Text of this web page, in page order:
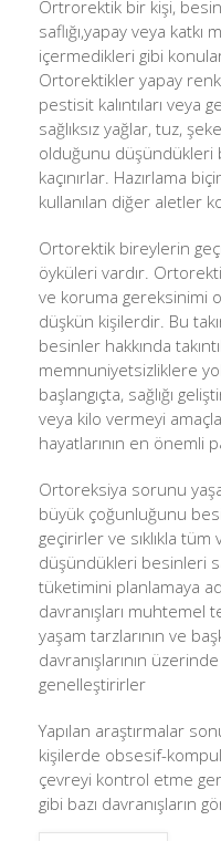
Ortrorektik bir kişi,
saflığı,yapay veya
içermedikleri gibi
Ortorektikler yapay
pestisit kalıntıları veya
sağlıksız yağlar, tuz,
olduğunu düşündükleri
kaçınırlar. Hazırlama
kullanılan diğer aletler
Ortorektik bireylerin
öyküleri vardır.
ve koruma gereksinimi
düşkün kişilerdir. Bu
besinler hakkında
memnuniyetsizliklere
başlangıçta, sağlığı
veya kilo vermeyi
hayatlarının en önemli
Ortoreksiya sorunu
büyük çoğunluğunu
geçirirler ve sıklıkla tüm
düşündükleri besinleri
tüketimini planlamaya
davranışları muhtemel
yaşam tarzlarının ve
davranışlarının
genelleştirirler
Yapılan araştırmalar
kişilerde obsesif-
çevreyi kontrol etme
gibi bazı davranışların